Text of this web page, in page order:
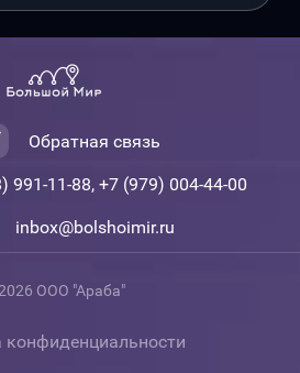
Обратная связь
991-11-88, +7 (979) 004-44-00
inbox@bolshoimir.ru
ООО "Араба"
конфиденциальности